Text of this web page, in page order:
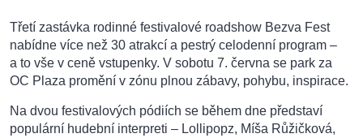
Třetí zastávka rodinné festivalové roadshow Bezva Fest
nabídne více než 30 atrakcí a pestrý celodenní program –
a to vše v ceně vstupenky. V sobotu 7. června se park za
OC Plaza promění v zónu plnou zábavy, pohybu, inspirace.
Na dvou festivalových pódiích se během dne představí
populární hudební interpreti – Lollipopz, Míša Růžičková,